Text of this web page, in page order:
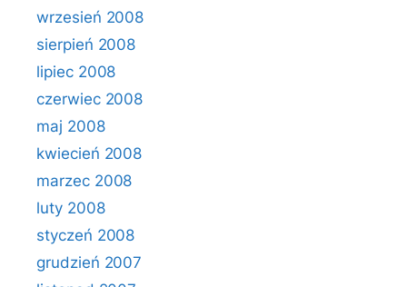
wrzesień 2008
sierpień 2008
lipiec 2008
czerwiec 2008
maj 2008
kwiecień 2008
marzec 2008
luty 2008
styczeń 2008
grudzień 2007